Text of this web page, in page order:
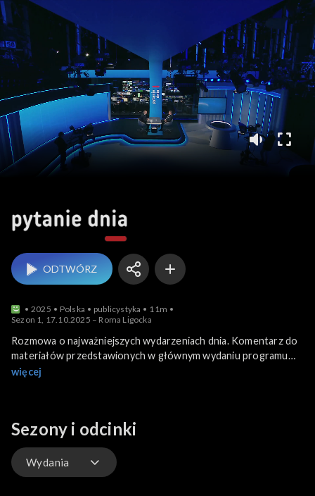
ODTWÓRZ
2025 Polska publicystyka
11m
Sezon 1, 17.10.2025 – Roma Ligocka
Rozmowa o najważniejszych wydarzeniach dnia. Komentarz do
materiałów przedstawionych w głównym wydaniu programu
informacyjnego.
więcej
Sezony i odcinki
Wydania